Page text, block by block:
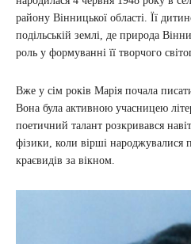
району Вінницької області. Її
подільській землі, де природа
роль у формуванні її творчого
Вже у сім років Марія почала
Вона була активною учасницею
поетичний талант розкривався
фізики, коли вірші народжувалися
краєвидів за вікном.